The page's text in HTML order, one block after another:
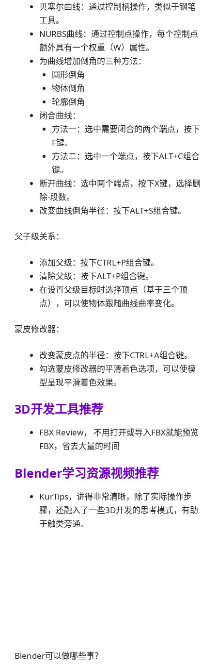
贝塞尔曲线：通过控制柄操作，类似于钢笔
工具。
NURBS曲线：通过控制点操作，每个控制点
额外具有一个权重（W）属性。
为曲线增加倒角的三种方法：
圆形倒角
物体倒角
轮廓倒角
闭合曲线：
方法一：选中需要闭合的两个端点，按下
F键。
方法二：选中一个端点，按下ALT+C组合
键。
断开曲线：选中两个端点，按下X键，选择删
除-段数。
改变曲线倒角半径：按下ALT+S组合键。
父子级关系：
添加父级：按下CTRL+P组合键。
清除父级：按下ALT+P组合键。
在设置父级目标时选择顶点（基于三个顶
点），可以使物体跟随曲线曲率变化。
蒙皮修改器：
改变蒙皮点的半径：按下CTRL+A组合键。
勾选蒙皮修改器的平滑着色选项，可以使模
型呈现平滑着色效果。
3D开发工具推荐
FBX Review， 不用打开或导入FBX就能预览
FBX，省去大量的时间
Blender学习资源视频推荐
KurTips，讲得非常清晰，除了实际操作步
骤，还融入了一些3D开发的思考模式，有助
于触类旁通。
Blender可以做哪些事？